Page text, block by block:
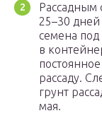
Рассадным
25–30
семена
в
рассаду.
грунт
мая.